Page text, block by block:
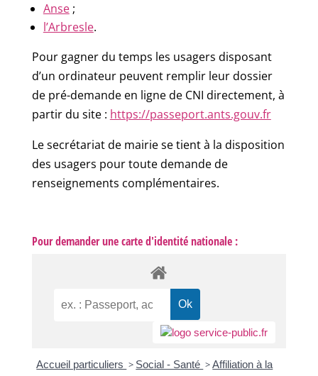
Anse;
l’Arbresle.
Pour gagner du temps les usagers disposant
d’un ordinateur peuvent remplir leur dossier
de pré-demande en ligne de CNI directement, à
partir du site : https://passeport.ants.gouv.fr
Le secrétariat de mairie se tient à la disposition
des usagers pour toute demande de
renseignements complémentaires.
Pour demander une carte d'identité nationale :
Accueil particuliers > Social - Santé >Affiliation à la